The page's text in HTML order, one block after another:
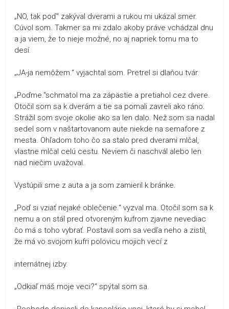
„NO, tak poď“ zakýval dverami a rukou mi ukázal smer.
Cúvol som. Takmer sa mi zdalo akoby práve vchádzal dnu
a ja viem, že to nieje možné, no aj napriek tomu ma to
desí.
„JA-ja nemôžem.“ vyjachtal som. Pretrel si dlaňou tvár.
„Poďme.“schmatol ma za zápästie a pretiahol cez dvere.
Otočil som sa k dverám a tie sa pomali zavreli ako ráno.
Strážil som svoje okolie ako sa len dalo. Než som sa nadal
sedel som v naštartovanom aute niekde na semafore z
mesta. Ohľadom toho čo sa stalo pred dverami mlčal,
vlastne mlčal celú cestu. Neviem či naschvál alebo len
nad niečim uvažoval.
Vystúpili sme z auta a ja som zamieril k bránke.
„Poď si vziať nejaké oblečenie.“ vyzval ma. Otočil som sa k
nemu a on stál pred otvoreným kufrom zjavne nevediac
čo má s toho vybrať. Postavil som sa vedľa neho a zistil,
že má vo svojom kufri polovicu mojich vecí z
internátnej izby.
„Odkiaľ máš moje veci?“ spýtal som sa.